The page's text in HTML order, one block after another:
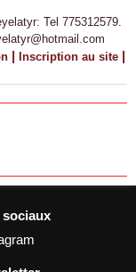
Tel 775312579.
| Inscription au site |